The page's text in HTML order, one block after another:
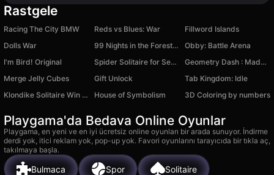
Rastgele
Racing The City BMW Reds vs Blues: War
Fillword Islands
Dolls War
99 Nights in the Forest Tycoon!
Obby: Battle Arena
I'm Bird! Original
Spider Solitaire for Seniors
Geometry Dash : Madness
Merge Jelly Cubes
Gift Unlock
Tab Kingdom: Idle
Klondike Solitaire Win XP
House of Symbolism 3D Сoloring by numbers
Playgama'da Bedava Online Oyunlar
Playgama, en yeni ve en iyi ücretsiz online oyunları bir arada sunuyor. İndirme
derdi yok, itici reklam yok, pop-up yok. Favori oyunlarını tarayıcıda bir tıkla aç,
takılmaya başla.
Bulmaca Spor Solitaire